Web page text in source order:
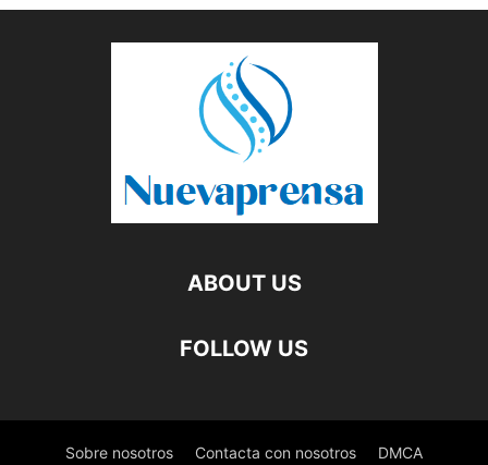
ABOUT US
FOLLOW US
Sobre nosotros Contacta con nosotros DMCA